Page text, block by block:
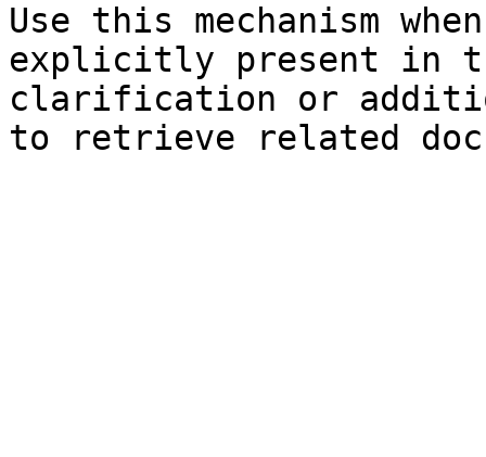
Use this mechanism
explicitly present in
clarification or